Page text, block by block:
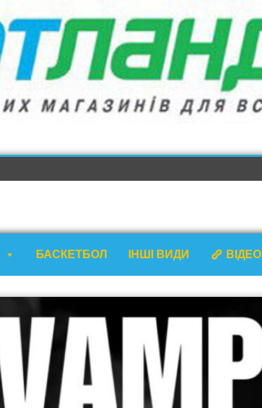
БАСКЕТБОЛ ІНШІ ВИДИ ВІДЕО